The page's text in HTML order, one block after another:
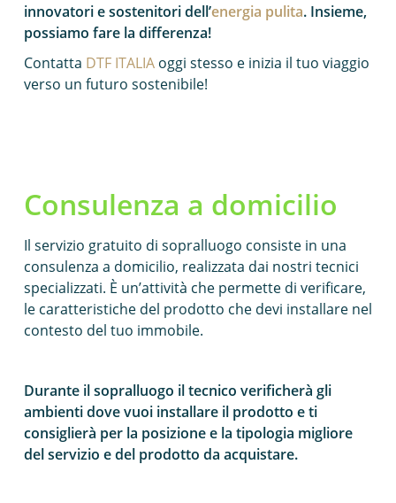
innovatori e sostenitori dell’energia pulita. Insieme,
possiamo fare la differenza!
Contatta DTF ITALIAoggi stesso e inizia il tuo viaggio
verso un futuro sostenibile!
Consulenza a domicilio
Il servizio gratuito di sopralluogo consiste in una
consulenza a domicilio, realizzata dai nostri tecnici
specializzati. È un’attività che permette di verificare,
le caratteristiche del prodotto che devi installare nel
contesto del tuo immobile.
Durante il sopralluogo il tecnico verificherà gli
ambienti dove vuoi installare il prodotto e ti
consiglierà per la posizione e la tipologia migliore
del servizio e del prodotto da acquistare.